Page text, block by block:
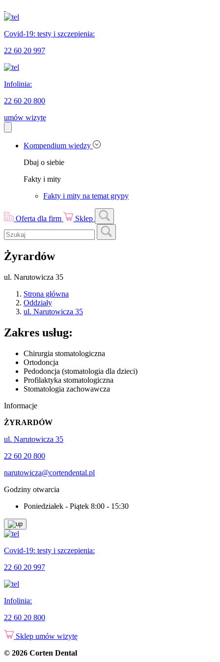
Covid-19: testy i szczepienia:
22 60 20 997
Infolinia:
22 60 20 800
umów wizytę
Kompendium wiedzy
Dbaj o siebie
Fakty i mity
Fakty i mity na temat grypy
Oferta dla firm Sklep
Żyrardów
ul. Narutowicza 35
Strona główna
Oddziały
ul. Narutowicza 35
Zakres usług:
Chirurgia stomatologiczna
Ortodoncja
Pedodoncja (stomatologia dla dzieci)
Profilaktyka stomatologiczna
Stomatologia zachowawcza
Informacje
ŻYRARDÓW
ul. Narutowicza 35
22 60 20 800
narutowicza@cortendental.pl
Godziny otwarcia
Poniedziałek - Piątek 8:00 - 15:30
Covid-19: testy i szczepienia:
22 60 20 997
Infolinia:
22 60 20 800
Sklep umów wizytę
© 2026 Corten Dental